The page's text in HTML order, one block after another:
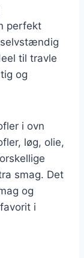
perfekt
til travle
og
i ovn
løg, olie,
smag. Det
og
i